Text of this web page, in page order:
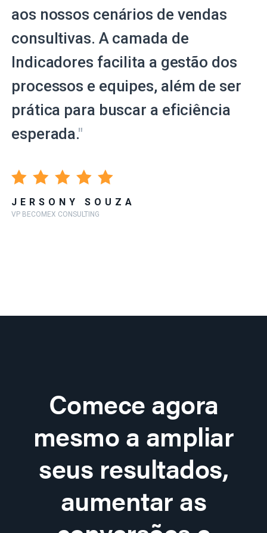
aos nossos cenários de vendas
consultivas. A camada de
Indicadores facilita a gestão dos
processos e equipes, além de ser
prática para buscar a eficiência
esperada."
JERSONY SOUZA
VP BECOMEX CONSULTING
Comece agora
mesmo a ampliar
seus resultados,
aumentar as